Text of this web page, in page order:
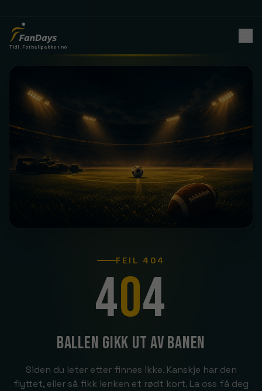
Tidl. Fotballpakker.no
FEIL 404
404
Ballen gikk ut av banen
Siden du leter etter finnes ikke. Kanskje har den
flyttet, eller så fikk lenken et rødt kort. La oss få deg